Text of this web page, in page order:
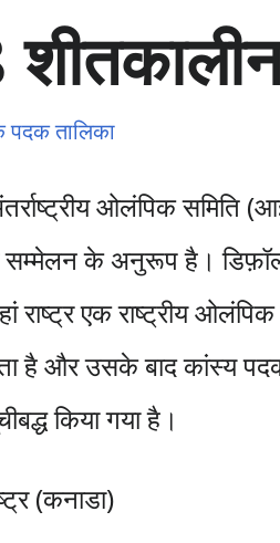
तालिका
ओलंपिक समिति
सम्मेलन के अनुरूप है।
राष्ट्र एक राष्ट्रीय
है और उसके बाद कांस्य
किया गया है।
(कनाडा)